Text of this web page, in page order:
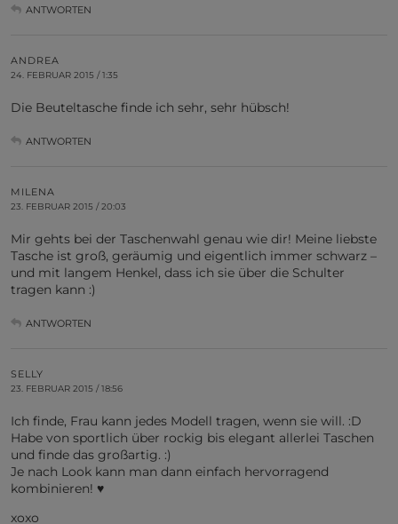
ANTWORTEN
ANDREA
24. FEBRUAR 2015 / 1:35
Die Beuteltasche finde ich sehr, sehr hübsch!
ANTWORTEN
MILENA
23. FEBRUAR 2015 / 20:03
Mir gehts bei der Taschenwahl genau wie dir! Meine liebste
Tasche ist groß, geräumig und eigentlich immer schwarz –
und mit langem Henkel, dass ich sie über die Schulter
tragen kann :)
ANTWORTEN
SELLY
23. FEBRUAR 2015 / 18:56
Ich finde, Frau kann jedes Modell tragen, wenn sie will. :D
Habe von sportlich über rockig bis elegant allerlei Taschen
und finde das großartig. :)
Je nach Look kann man dann einfach hervorragend
kombinieren! ♥
xoxo